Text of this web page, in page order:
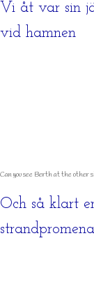
Vi åt var sin
vid hamnen
Can you see Berth at the other
Och så klart